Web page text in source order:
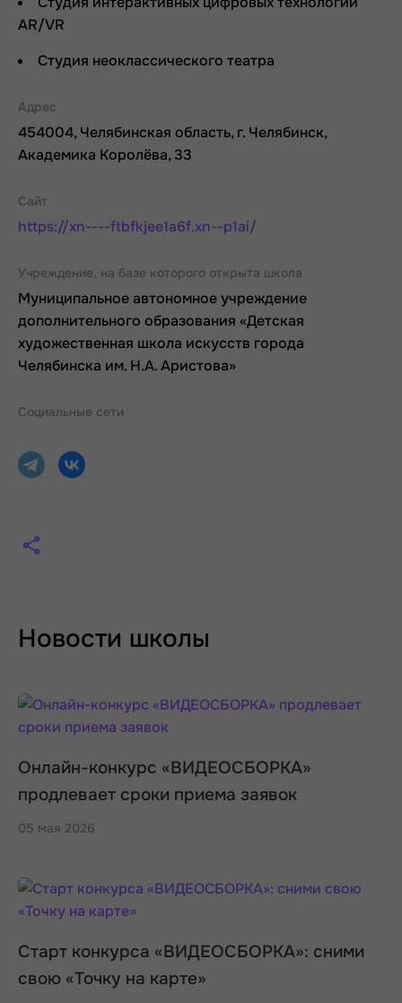
AR/VR
Студия неоклассического театра
Адрес
454004, Челябинская область, г. Челябинск,
Академика Королёва, 33
Сайт
https://xn----ftbfkjee1a6f.xn--p1ai/
Учреждение, на базе которого открыта школа
Муниципальное автономное учреждение
дополнительного образования «Детская
художественная школа искусств города
Челябинска им. Н.А. Аристова»
Социальные сети
Новости школы
Онлайн-конкурс «ВИДЕОСБОРКА»
продлевает сроки приема заявок
05 мая 2026
Старт конкурса «ВИДЕОСБОРКА»: сними
свою «Точку на карте»